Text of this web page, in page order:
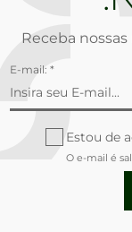
Receba
E-mail: *
Estou de
O e-mail é